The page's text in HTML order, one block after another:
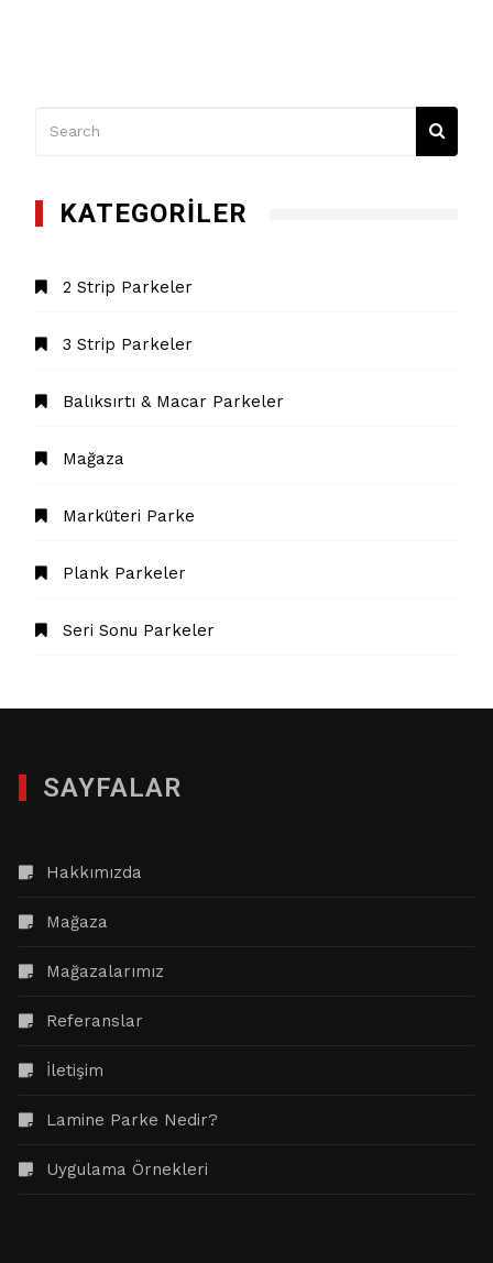
KATEGORILER
2 Strip Parkeler
3 Strip Parkeler
Balıksırtı & Macar Parkeler
Mağaza
Marküteri Parke
Plank Parkeler
Seri Sonu Parkeler
SAYFALAR
Hakkımızda
Mağaza
Mağazalarımız
Referanslar
İletişim
Lamine Parke Nedir?
Uygulama Örnekleri